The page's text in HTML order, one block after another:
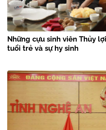
Những cựu sinh viên Thủy
tuổi trẻ và sự hy sinh